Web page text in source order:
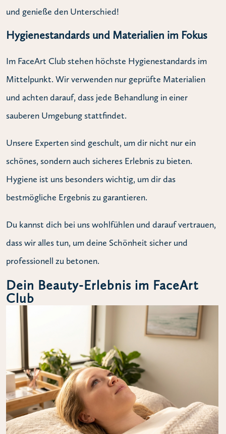
und genieße den Unterschied!
Hygienestandards und Materialien im Fokus
Im FaceArt Club stehen höchste Hygienestandards im
Mittelpunkt. Wir verwenden nur geprüfte Materialien
und achten darauf, dass jede Behandlung in einer
sauberen Umgebung stattfindet.
Unsere Experten sind geschult, um dir nicht nur ein
schönes, sondern auch sicheres Erlebnis zu bieten.
Hygiene ist uns besonders wichtig, um dir das
bestmögliche Ergebnis zu garantieren.
Du kannst dich bei uns wohlfühlen und darauf vertrauen,
dass wir alles tun, um deine Schönheit sicher und
professionell zu betonen.
Dein Beauty-Erlebnis im FaceArt
Club